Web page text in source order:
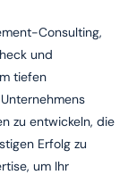
Consulting,
und
tiefen
zu entwickeln, die
Erfolg zu
um Ihr